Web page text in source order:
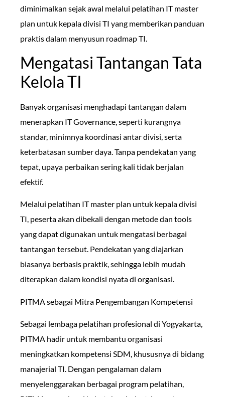
diminimalkan sejak awal melalui pelatihan IT master
plan untuk kepala divisi TI yang memberikan panduan
praktis dalam menyusun roadmap TI.
Mengatasi Tantangan Tata
Kelola TI
Banyak organisasi menghadapi tantangan dalam
menerapkan IT Governance, seperti kurangnya
standar, minimnya koordinasi antar divisi, serta
keterbatasan sumber daya. Tanpa pendekatan yang
tepat, upaya perbaikan sering kali tidak berjalan
efektif.
Melalui pelatihan IT master plan untuk kepala divisi
TI, peserta akan dibekali dengan metode dan tools
yang dapat digunakan untuk mengatasi berbagai
tantangan tersebut. Pendekatan yang diajarkan
biasanya berbasis praktik, sehingga lebih mudah
diterapkan dalam kondisi nyata di organisasi.
PITMA sebagai Mitra Pengembangan Kompetensi
Sebagai lembaga pelatihan profesional di Yogyakarta,
PITMA hadir untuk membantu organisasi
meningkatkan kompetensi SDM, khususnya di bidang
manajerial TI. Dengan pengalaman dalam
menyelenggarakan berbagai program pelatihan,